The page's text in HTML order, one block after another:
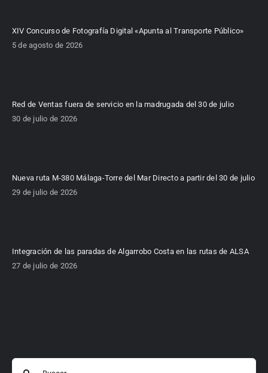
XIV Concurso de Fotografía Digital «Apunta al Transporte Público»
5 de agosto de 2026
Red de Ventas fuera de servicio en la madrugada del 30 de julio
30 de julio de 2026
Nueva ruta M-380 Málaga-Torre del Mar Directo a partir del 30 de julio
29 de julio de 2026
Integración de las paradas de Algarrobo Costa en las rutas de ALSA
27 de julio de 2026